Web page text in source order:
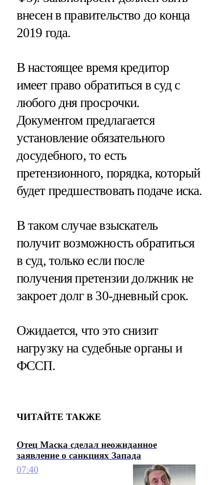
внесен в правительство до конца
2019 года.
В настоящее время кредитор
имеет право обратиться в суд с
любого дня просрочки.
Документом предлагается
установление обязательного
досудебного, то есть
претензионного, порядка, который
будет предшествовать подаче иска.
В таком случае взыскатель
получит возможность обратиться
в суд, только если после
получения претензии должник не
закроет долг в 30-дневный срок.
Ожидается, что это снизит
нагрузку на судебные органы и
ФССП.
ЧИТАЙТЕ ТАКЖЕ
Отец Маска сделал неожиданное
заявление о санкциях Запада
07:40